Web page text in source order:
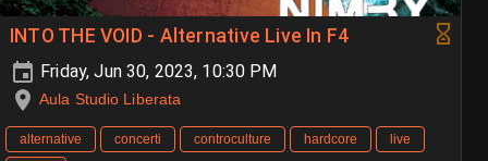
INTO THE VOID - Alternative Live In F4
Friday, Jun 30, 2023, 10:30 PM
Aula Studio Liberata
alternative concerti controculture hardcore live